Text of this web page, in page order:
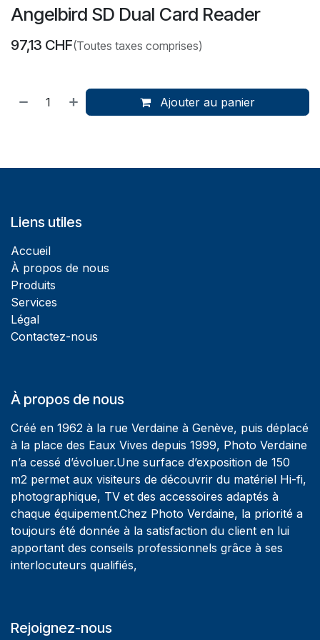
Angelbird SD Dual Card Reader
97,13 CHF(Toutes taxes comprises)
Ajouter au panier
Liens utiles
Accueil
À propos de nous
Produits
Services
Légal
Contactez-nous
À propos de nous
Créé en 1962 à la rue Verdaine à Genève, puis déplacé
à la place des Eaux Vives depuis 1999, Photo Verdaine
n’a cessé d’évoluer.Une surface d’exposition de 150
m2 permet aux visiteurs de découvrir du matériel Hi-fi,
photographique, TV et des accessoires adaptés à
chaque équipement.Chez Photo Verdaine, la priorité a
toujours été donnée à la satisfaction du client en lui
apportant des conseils professionnels grâce à ses
interlocuteurs qualifiés,
Rejoignez-nous